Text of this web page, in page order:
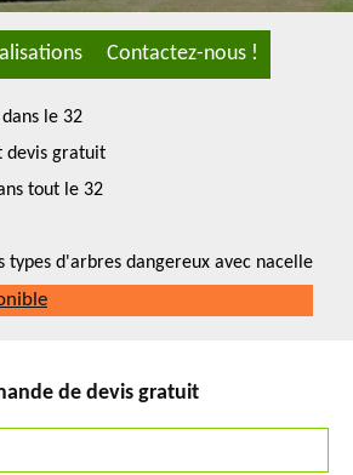
Contactez-nous !
le 32
devis gratuit
tout le 32
types d'arbres dangereux avec nacelle
de devis gratuit